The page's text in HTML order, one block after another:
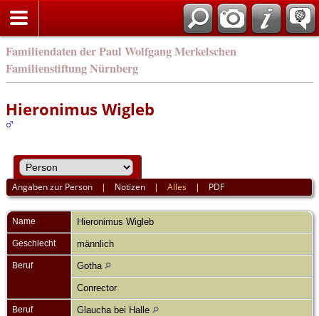
Familiendaten der Paul Wolfgang Merkelschen
Familienstiftung Nürnberg
Hieronimus Wigleb
Angaben zur Person | Notizen |Alles | PDF
Name Hieronimus Wigleb
Geschlecht männlich
Beruf Gotha
Conrector
Beruf Glaucha bei Halle